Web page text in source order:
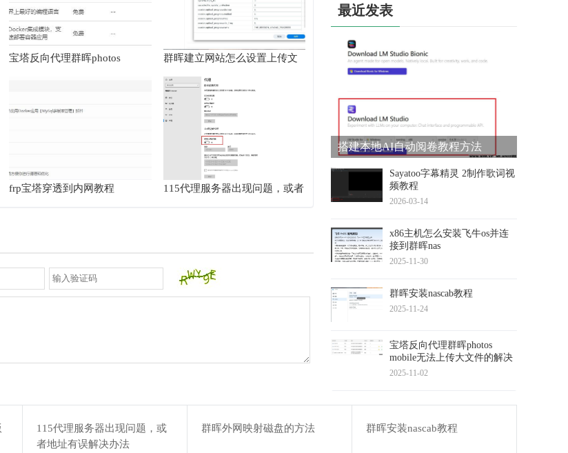
宝塔反向代理群晖photos
群晖建立网站怎么设置上传文
件大小
frp宝塔穿透到内网教程
115代理服务器出现问题，或者
最近发表
搭建本地AI自动阅卷教程方法
Sayatoo字幕精灵 2制作歌词视
频教程
2026-03-14
x86主机怎么安装飞牛os并连
接到群晖nas
2025-11-30
群晖安装nascab教程
2025-11-24
宝塔反向代理群晖photos
mobile无法上传大文件的解决
方法
2025-11-02
115代理服务器出现问题，或
者地址有误解决办法
群晖外网映射磁盘的方法 群晖安装nascab教程